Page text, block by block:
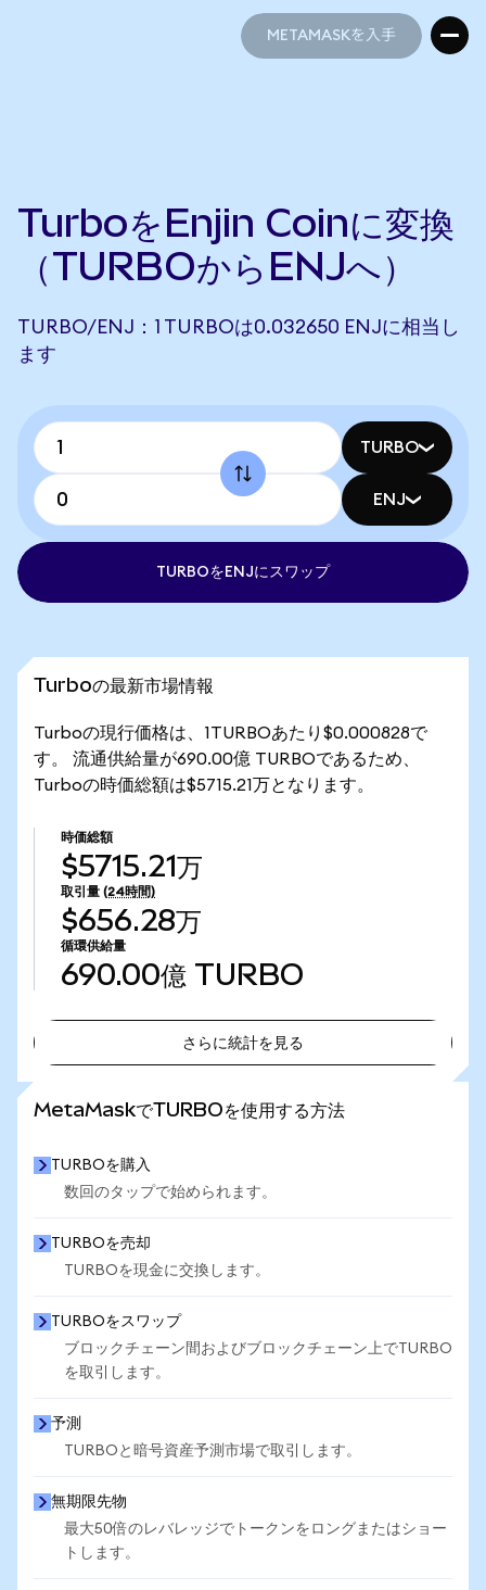
METAMASKを入手
TurboをEnjin Coinに変換
（TURBOからENJへ）
TURBO/ENJ：1 TURBOは0.032650 ENJに相当し
ます
TURBO
ENJ
TURBOをENJにスワップ
Turboの最新市場情報
Turboの現行価格は、1TURBOあたり$0.000828で
す。 流通供給量が690.00億 TURBOであるため、
Turboの時価総額は$5715.21万となります。
時価総額
$5715.21万
取引量 (24時間)
$656.28万
循環供給量
690.00億 TURBO
さらに統計を見る
MetaMaskでTURBOを使用する方法
TURBOを購入
数回のタップで始められます。
TURBOを売却
TURBOを現金に交換します。
TURBOをスワップ
ブロックチェーン間およびブロックチェーン上でTURBO
を取引します。
予測
TURBOと暗号資産予測市場で取引します。
無期限先物
最大50倍のレバレッジでトークンをロングまたはショー
トします。